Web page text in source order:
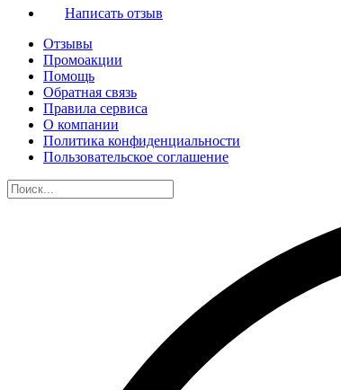
Написать отзыв
Отзывы
Промоакции
Помощь
Обратная связь
Правила сервиса
О компании
Политика конфиденциальности
Пользовательское соглашение